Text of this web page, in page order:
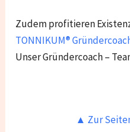
Zudem profitieren
TONNIKUM®
Unser Gründercoach –
▲ Zur